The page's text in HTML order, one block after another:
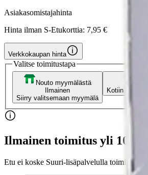
Asiakasomistajahinta
Hinta ilman S-Etukorttia: 7,95 €
Verkkokaupan hinta
Valitse toimitustapa
Nouto myymälästä
Ilmainen
Siirry valitsemaan myymälä
Kotiin tai
Ilmainen toimitus yli 100
Etu ei koske Suuri‑lisäpalvelulla toimitettavia